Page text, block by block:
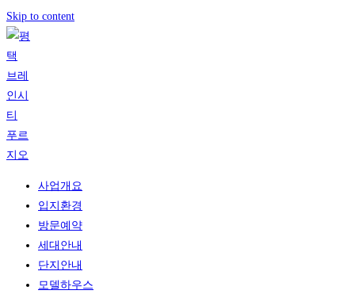
Skip to content
사업개요
입지환경
방문예약
세대안내
단지안내
모델하우스